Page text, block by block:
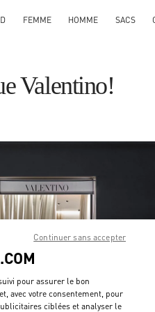
FEMME HOMME SACS
Valentino!
pour assurer le bon
avec votre consentement, pour
ciblées et analyser le
Continuer sans accepter